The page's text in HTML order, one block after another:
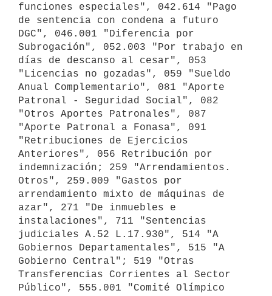
funciones especiales", 042.614 "Pago
de sentencia con condena a futuro
DGC", 046.001 "Diferencia por
Subrogación", 052.003 "Por trabajo en
días de descanso al cesar", 053
"Licencias no gozadas", 059 "Sueldo
Anual Complementario", 081 "Aporte
Patronal - Seguridad Social", 082
"Otros Aportes Patronales", 087
"Aporte Patronal a Fonasa", 091
"Retribuciones de Ejercicios
Anteriores", 056 Retribución por
indemnización; 259 "Arrendamientos.
Otros", 259.009 "Gastos por
arrendamiento mixto de máquinas de
azar", 271 "De inmuebles e
instalaciones", 711 "Sentencias
judiciales A.52 L.17.930", 514 "A
Gobiernos Departamentales", 515 "A
Gobierno Central"; 519 "Otras
Transferencias Corrientes al Sector
Público", 555.001 "Comité Olímpico